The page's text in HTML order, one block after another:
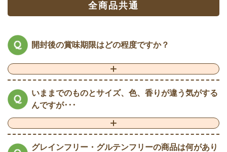
全商品共通
開封後の賞味期限はどの程度ですか？
いままでのものとサイズ、色、香りが違う気がする
んですが･･･
グレインフリー・グルテンフリーの商品は何があり